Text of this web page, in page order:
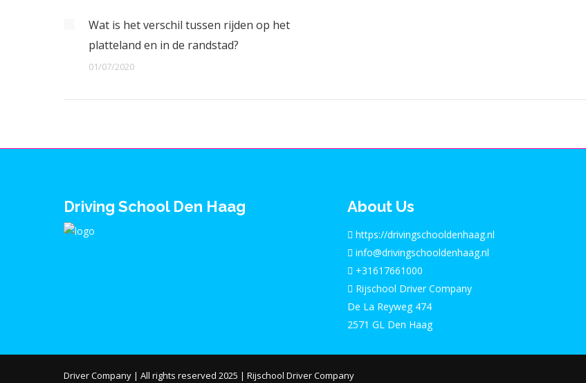
Wat is het verschil tussen rijden op het
platteland en in de randstad?
01/07/2020
Driving School Den Haag About Us
https://drivingschooldenhaag.nl
info@drivingschooldenhaag.nl
+31617661000
Rijschool Driver Company
De La Reyweg 474
2571 GL Den Haag
Driver Company | All rights reserved 2025 | Rijschool Driver Company